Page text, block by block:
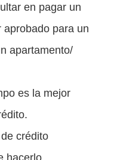
en pagar un
aprobado para un
apartamento/
es la mejor
crédito